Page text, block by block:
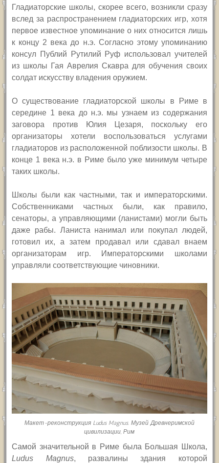
Гладиаторские школы, скорее всего, возникли сразу
вслед за распространением гладиаторских игр, хотя
первое известное упоминание о них относится лишь
к концу 2 века до н.э. Согласно этому упоминанию
консул Публий Рутилий Руф использовал учителей
из школы Гая Аврелия Скавра для обучения своих
солдат искусству владения оружием.
О существование гладиаторской школы в Риме в
середине 1 века до н.э. мы узнаем из содержания
заговора против Юлия Цезаря, поскольку его
организаторы хотели воспользоваться услугами
гладиаторов из расположенной поблизости школы. В
конце 1 века н.э. в Риме было уже минимум четыре
таких школы.
Школы были как частными, так и императорскими.
Собственниками частных были, как правило,
сенаторы, а управляющими (ланистами) могли быть
даже рабы. Ланиста нанимал или покупал людей,
готовил их, а затем продавал или сдавал внаем
организаторам игр. Императорскими школами
управляли соответствующие чиновники.
Макет-реконструкция Ludus Magnus. Музей Древнеримской
цивилизации, Рим
Самой значительной в Риме была Большая Школа,
Ludus Magnus, развалины здания которой